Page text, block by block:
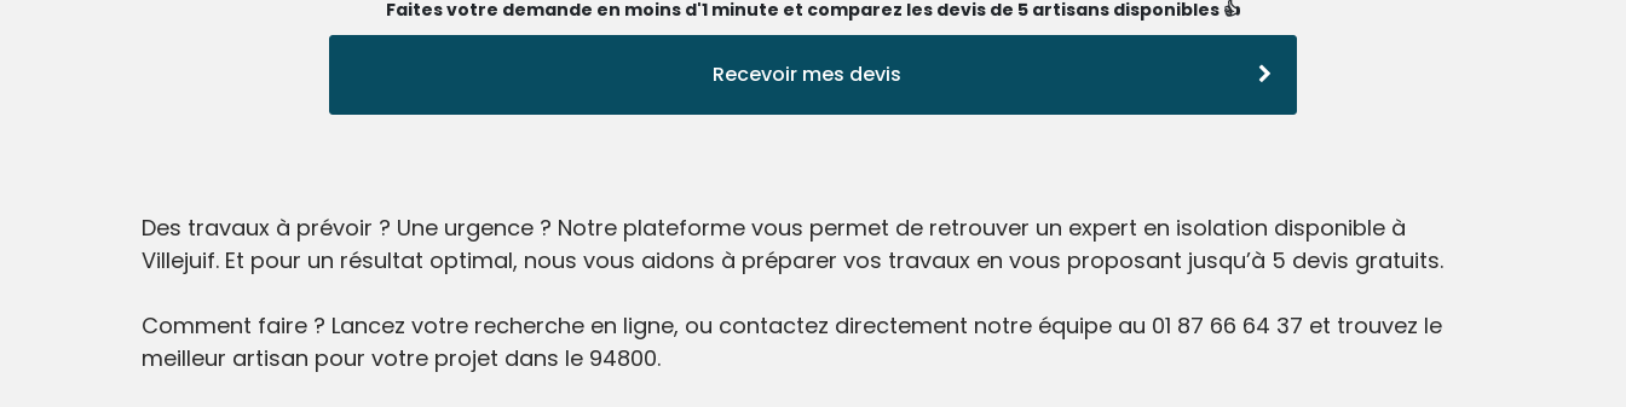
Faites votre demande en moins d'1 minute et comparez les devis de 5 artisans disponibles 👍
Recevoir mes devis
Des travaux à prévoir ? Une urgence ? Notre plateforme vous permet de retrouver un expert en isolation disponible à
Villejuif. Et pour un résultat optimal, nous vous aidons à préparer vos travaux en vous proposant jusqu’à 5 devis gratuits.
Comment faire ? Lancez votre recherche en ligne, ou contactez directement notre équipe au 01 87 66 64 37 et trouvez le
meilleur artisan pour votre projet dans le 94800.